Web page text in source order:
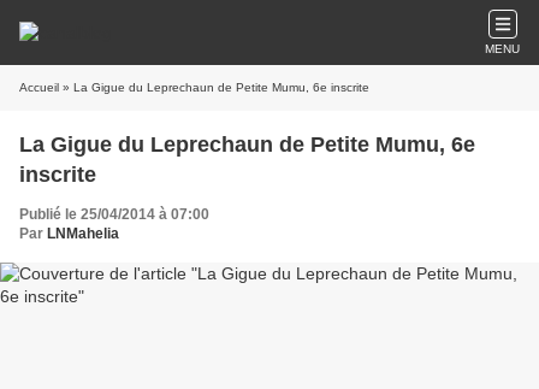
MENU
Accueil » La Gigue du Leprechaun de Petite Mumu, 6e inscrite
La Gigue du Leprechaun de Petite Mumu, 6e
inscrite
Publié le 25/04/2014 à 07:00
Par LNMahelia